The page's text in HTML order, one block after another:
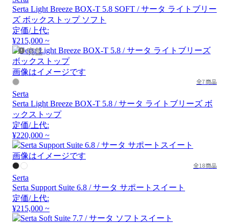
Serta Light Breeze BOX-T 5.8 SOFT / サータ ライトブリー
ズ ボックストップ ソフト
定価/上代:
¥215,000 ~
廃盤
画像はイメージです
全7商品
Serta
Serta Light Breeze BOX-T 5.8 / サータ ライトブリーズ ボ
ックストップ
定価/上代:
¥220,000 ~
画像はイメージです
全18商品
Serta
Serta Support Suite 6.8 / サータ サポートスイート
定価/上代:
¥215,000 ~